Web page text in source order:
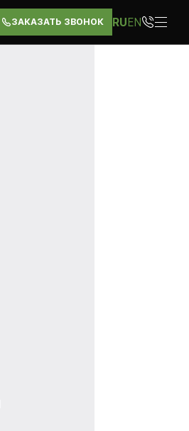
ЗАКАЗАТЬ ЗВОНОК RUEN